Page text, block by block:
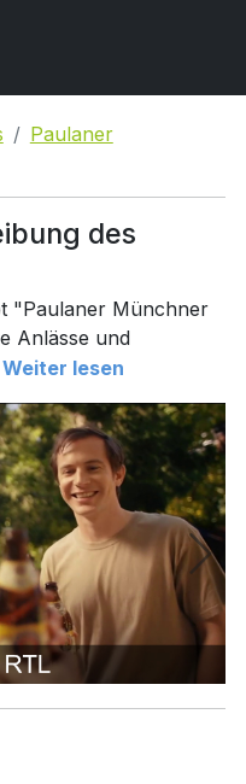
Paulaner
des
"Paulaner Münchner
Anlässe und
Weiter lesen